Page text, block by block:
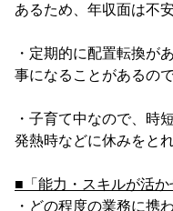
あるため、年収面は不
・定期的に配置転換が
事になることがあるの
・子育て中なので、時
発熱時などに休みをと
■「能力・スキルが活
・どの程度の業務に携